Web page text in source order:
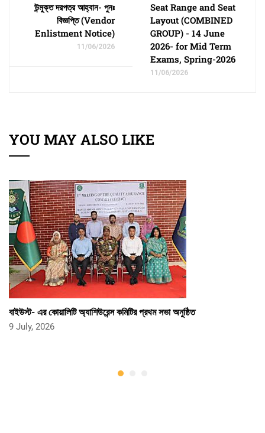
উন্মুক্ত দরপত্র আহ্বান- পুনঃ
বিজ্ঞপ্তি (Vendor
Enlistment Notice)
11/06/2026
Seat Range and Seat
Layout (COMBINED
GROUP) - 14 June
2026- for Mid Term
Exams, Spring-2026
11/06/2026
YOU MAY ALSO LIKE
বাইউস্ট- এর কোয়ালিটি অ্যাশিউরেন্স কমিটির প্রথম সভা অনুষ্ঠিত
9 July, 2026